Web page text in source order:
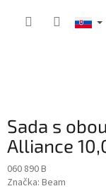
Sada s
Alliance
060 890 B
Značka: Beam